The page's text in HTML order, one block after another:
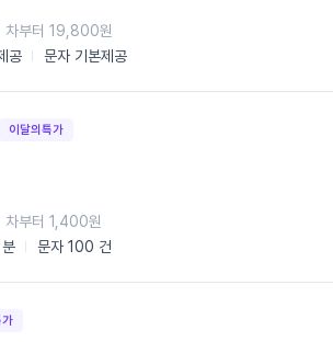
공 문자 기본제공
차부터 19,800원
이달의특가
문자 100 건
차부터 1,400원
가